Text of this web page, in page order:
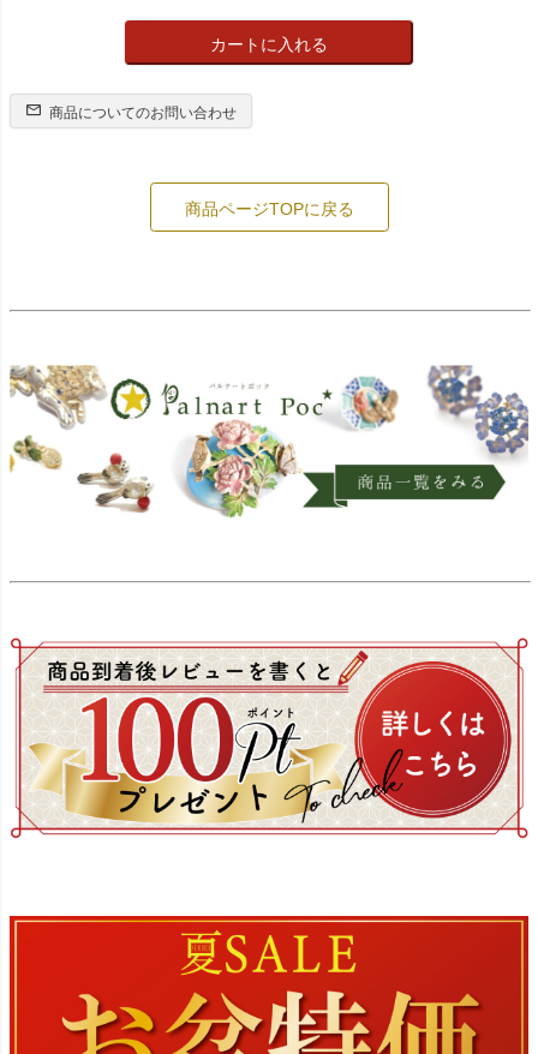
カートに入れる
商品についてのお問い合わせ
商品ページTOPに戻る